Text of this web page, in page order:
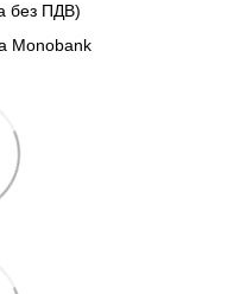
без ПДВ)
Monobank